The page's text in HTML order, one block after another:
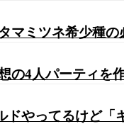
マミツネ希少種
の4人パーティを
ドやってるけど